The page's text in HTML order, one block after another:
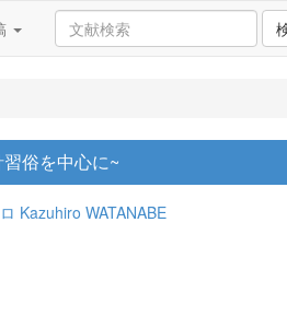
俗を中心に~
Kazuhiro WATANABE